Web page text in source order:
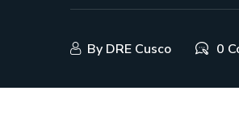
By DRE Cusco 0